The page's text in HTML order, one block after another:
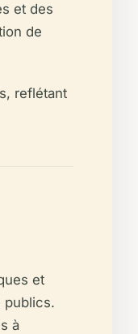
et des
de
reflétant
et
publics.
à